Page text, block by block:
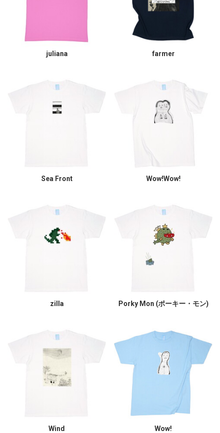
juliana farmer
Sea Front Wow!Wow!
zilla Porky Mon (ポーキー・モン)
Wind Wow!